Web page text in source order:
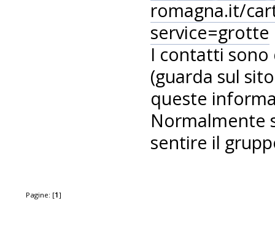
romagna.it/
service=grotte
I contatti sono
(guarda sul
queste
Normalmente
sentire il
Pagine: [1]